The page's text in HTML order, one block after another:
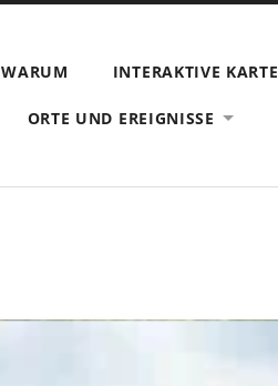
WARUM INTERAKTIVE KARTE
ORTE UND EREIGNISSE